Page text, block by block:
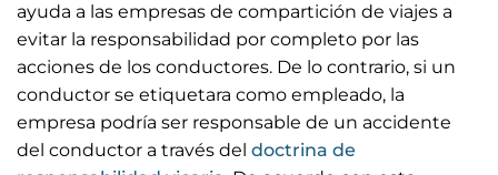
ayuda a las empresas de compartición de viajes a
evitar la responsabilidad por completo por las
acciones de los conductores. De lo contrario, si un
conductor se etiquetara como empleado, la
empresa podría ser responsable de un accidente
del conductor a través del doctrina de